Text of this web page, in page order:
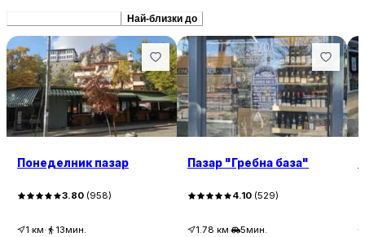
Най-близки до
Понеделник пазар
3.80 (958)
1 км· 13мин.
Пазар "Гребна база"
4.10 (529)
1.78 км· 5мин.